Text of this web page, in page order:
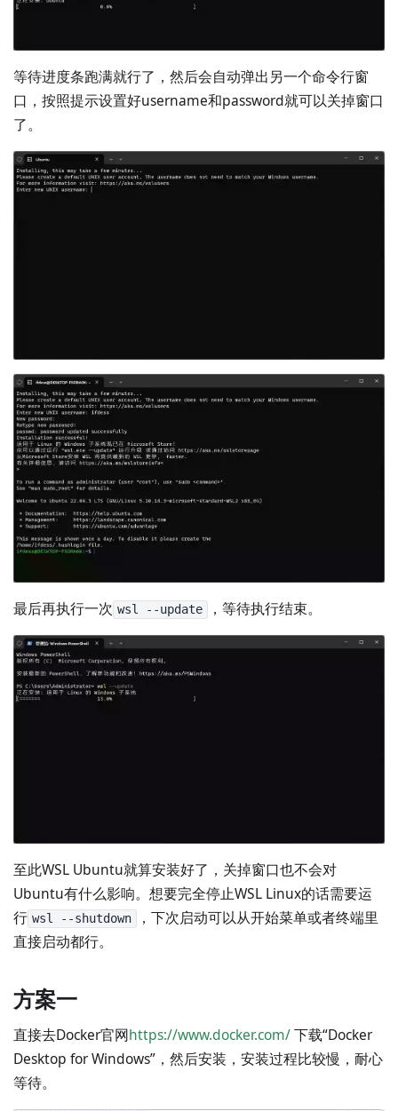
等待进度条跑满就行了，然后会自动弹出另一个命令行窗
口，按照提示设置好username和password就可以关掉窗口
了。
最后再执行一次 wsl --update ，等待执行结束。
至此WSL Ubuntu就算安装好了，关掉窗口也不会对
Ubuntu有什么影响。想要完全停止WSL Linux的话需要运
行 wsl --shutdown
，下次启动可以从开始菜单或者终端里
直接启动都行。
方案一
直接去Docker官网https://www.docker.com/下载“Docker
Desktop for Windows”，然后安装，安装过程比较慢，耐心
等待。